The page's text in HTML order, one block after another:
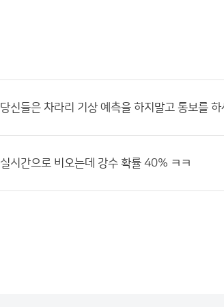
당신들은 차라리 기상 예측을 하지말고 통보를
실시간으로 비오는데 강수 확률 40% ㅋㅋ